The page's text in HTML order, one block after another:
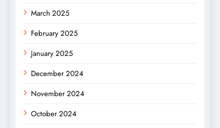
March 2025
February 2025
January 2025
December 2024
November 2024
October 2024